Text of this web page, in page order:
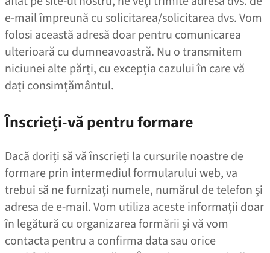
e‑mail împreună cu solicitarea/​​solicitarea dvs. Vom
folosi această adresă doar pentru comunicarea
ulterioară cu dumneavoastră. Nu o transmitem
niciunei alte părți, cu excepția cazului în care vă
dați consimțământul.
Înscrieți-vă pentru formare
Dacă doriți să vă înscrieți la cursurile noastre de
formare prin intermediul formularului web, va
trebui să ne furnizați numele, numărul de telefon și
adresa de e‑mail. Vom utiliza aceste informații doar
în legătură cu organizarea formării și vă vom
contacta pentru a confirma data sau orice